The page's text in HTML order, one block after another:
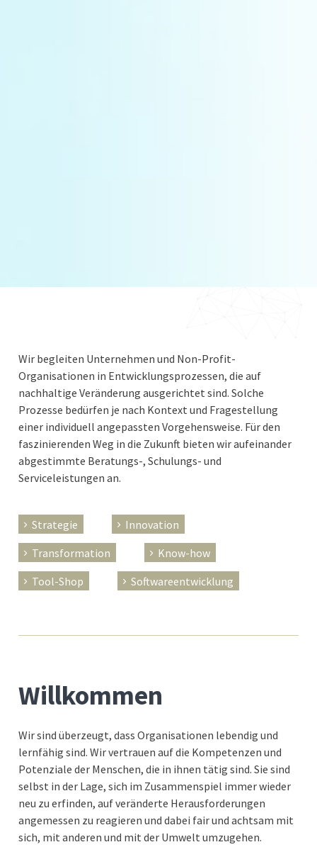
Wir begleiten Unternehmen und Non-Profit-
Organisationen in Entwicklungsprozessen, die auf
nachhaltige Veränderung ausgerichtet sind. Solche
Prozesse bedürfen je nach Kontext und Fragestellung
einer individuell angepassten Vorgehensweise. Für den
faszinierenden Weg in die Zukunft bieten wir aufeinander
abgestimmte Beratungs-, Schulungs- und
Serviceleistungen an.
Strategie
Innovation
Transformation
Know-how
Tool-Shop
Softwareentwicklung
Willkommen
Wir sind überzeugt, dass Organisationen lebendig und
lernfähig sind. Wir vertrauen auf die Kompetenzen und
Potenziale der Menschen, die in ihnen tätig sind. Sie sind
selbst in der Lage, sich im Zusammenspiel immer wieder
neu zu erfinden, auf veränderte Herausforderungen
angemessen zu reagieren und dabei fair und achtsam mit
sich, mit anderen und mit der Umwelt umzugehen.